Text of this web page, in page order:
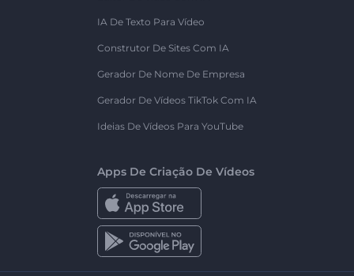
IA De Texto Para Vídeo
Construtor De Sites Com IA
Gerador De Nome De Empresa
Gerador De Vídeos TikTok Com IA
Ideias De Vídeos Para YouTube
Apps De Criação De Vídeos